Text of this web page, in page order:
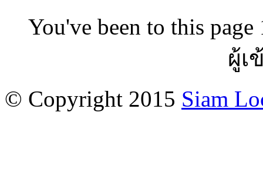
You've been to this page
ผู้เ
© Copyright 2015 Siam